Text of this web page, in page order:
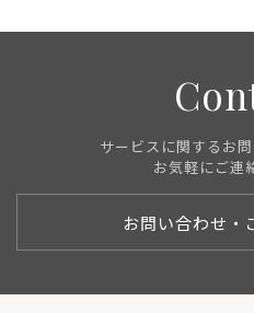
サービスに関するお
お気軽にご連
お問い合わせ・